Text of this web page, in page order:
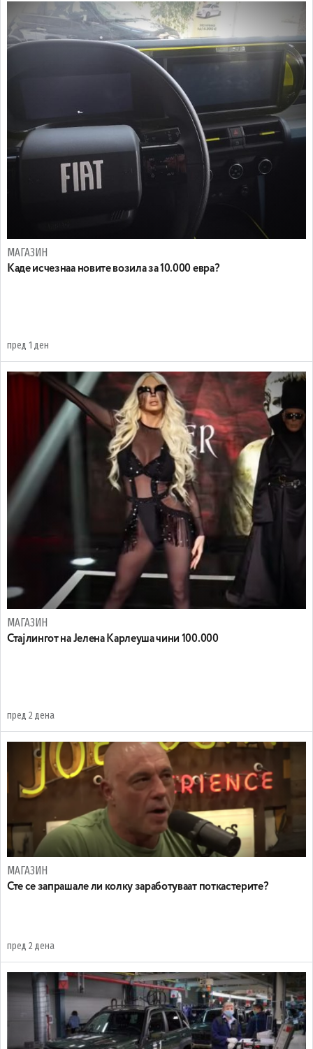
МАГАЗИН
Каде исчезнаа новите возила за 10.000 евра?
пред 1 ден
МАГАЗИН
Стајлингот на Јелена Карлеуша чини 100.000
пред 2 дена
МАГАЗИН
Сте се запрашале ли колку заработуваат поткастерите?
пред 2 дена